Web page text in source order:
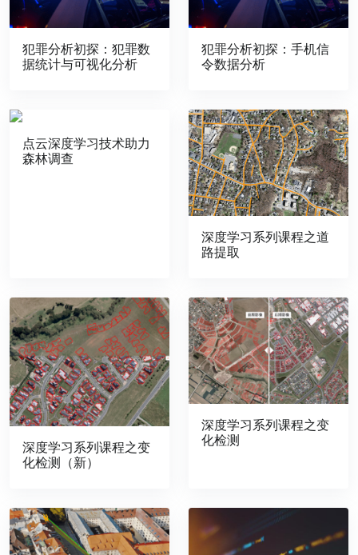
犯罪分析初探：犯罪数
据统计与可视化分析
犯罪分析初探：手机信
令数据分析
点云深度学习技术助力
森林调查
深度学习系列课程之道
路提取
深度学习系列课程之变
化检测（新）
深度学习系列课程之变
化检测